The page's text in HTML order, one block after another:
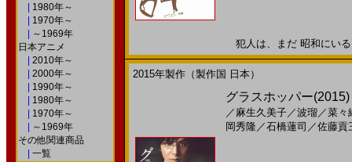
1980年～
1970年～
～1969年
日本アニメ
2010年～
2000年～
1990年～
1980年～
1970年～
～1969年
その他関連商品
一覧
犯人は、まだ 昭和にい
2015年製作（製作国 日本）
グラスホッパー
／ 麻生久美子／波瑠／菜々
岡秀隆／石橋蓮司 ／佐藤貢